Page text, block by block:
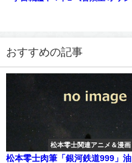
おすすめの記事
松本零士関連アニメ＆漫画
松本零士肉筆「銀河鉄道999」油